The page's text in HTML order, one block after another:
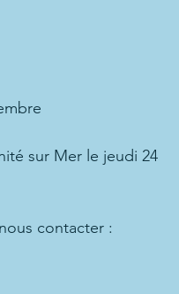
sur Mer le jeudi 24
contacter :